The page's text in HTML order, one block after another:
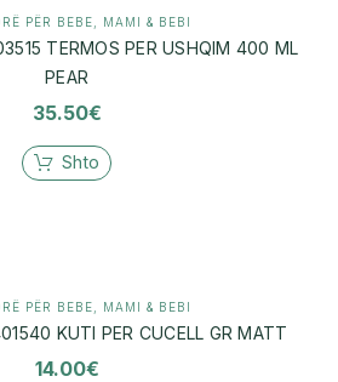
PËR BEBE MAMI & BEBI
TERMOS PER USHQIM 400 ML
PEAR
35.50€
Shto
PËR BEBE MAMI & BEBI
KUTI PER CUCELL GR MATT
14.00€